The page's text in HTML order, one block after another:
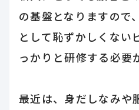
の基盤となりますので
として恥ずかしくない
っかりと研修する必要
最近は、身だしなみや